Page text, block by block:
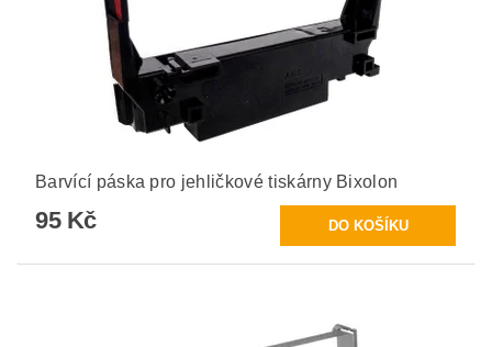
Barvící páska pro jehličkové tiskárny Bixolon
95 Kč